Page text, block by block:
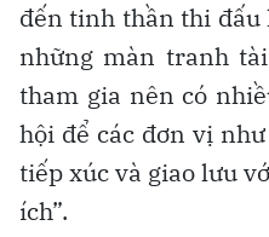
đến tinh thần thi đấu
những màn tranh
tham gia nên có
hội để các đơn vị
tiếp xúc và giao lưu
ích”.